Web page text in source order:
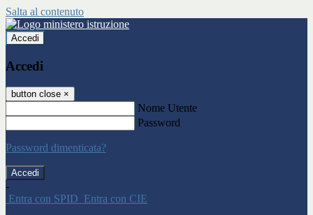
Salta al contenuto
Accedi
Accedi
button close ×
Nome Utente
Password
Password dimenticata?
-
Entra con SPID Entra con CIE